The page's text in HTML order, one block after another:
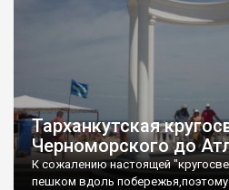
Тарханкутская
Черноморского до
К сожалению настоящей
пешком вдоль